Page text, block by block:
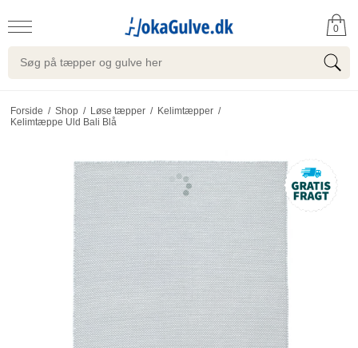
0
Forside / Shop / Løse tæpper / Kelimtæpper /
Kelimtæppe Uld Bali Blå